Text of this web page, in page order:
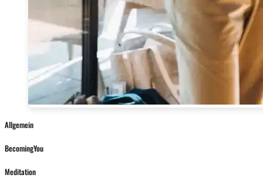
Allgemein
BecomingYou
Meditation